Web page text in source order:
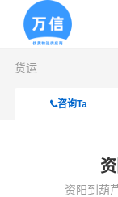
货运
咨询Ta
资阳到葫